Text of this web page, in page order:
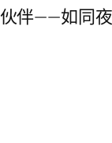
伴——如同